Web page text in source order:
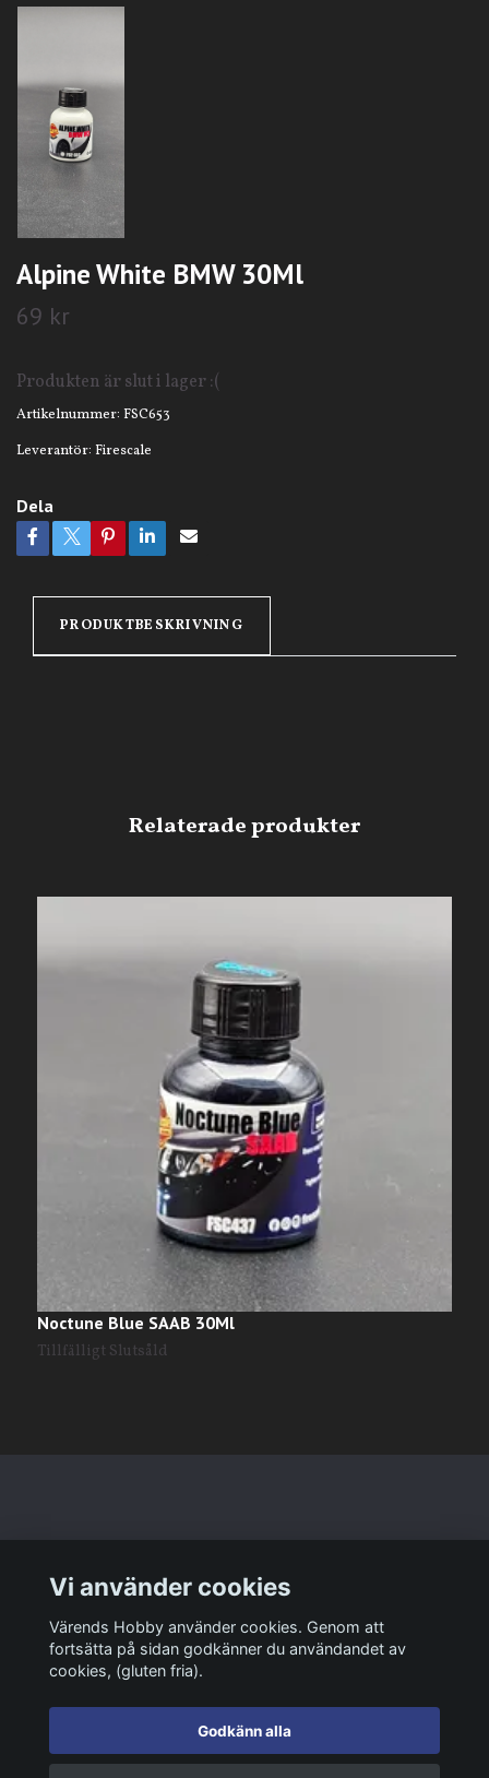
Alpine White BMW 30Ml
69 kr
Produkten är slut i lager :(
Artikelnummer: FSC653
Leverantör: Firescale
Dela
PRODUKTBESKRIVNING
Noctune Blue SAAB 30Ml
Tillfälligt Slutsåld
Sociala medier
Vi använder cookies
Värends Hobby använder cookies. Genom att
fortsätta på sidan godkänner du användandet av
cookies, (gluten fria).
Godkänn alla